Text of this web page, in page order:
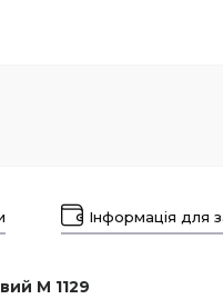
Інформація для
M 1129